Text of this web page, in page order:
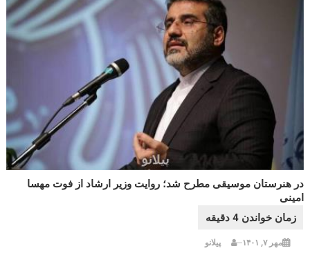
در هنرستان موسیقی مطرح شد؛ روایت وزیر ارشاد از فوت مهسا
امینی
مهر ۷, ۱۴۰۱ پیلانو